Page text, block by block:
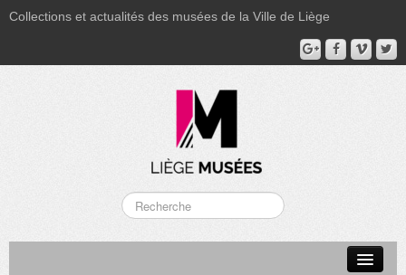
Collections et actualités des musées de la Ville de Liège